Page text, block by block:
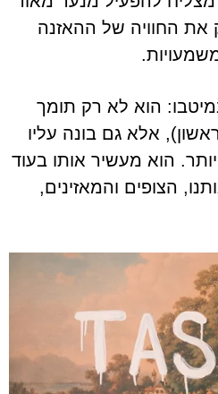
את החוויה של ההאזנה
במיטבו: הוא לא רק תומך
אלא גם בונה עליו
הוא מעשיר אותו בעוד
הצופים והמאזינים,